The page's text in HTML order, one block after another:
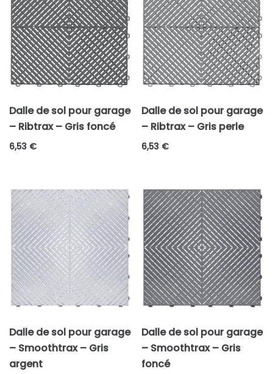
Angle de finiton
Autres
Diamond Home
Diamondtrax
Rampe de finition
Smoothtrax
Vinyltrax
Dalle de sol pour garage
– Ribtrax – Gris foncé
6,53 €
Dalle de sol pour garage
– Ribtrax – Gris perle
6,53 €
Dalle de sol pour garage
– Smoothtrax – Gris
argent
Dalle de sol pour garage
– Smoothtrax – Gris
foncé